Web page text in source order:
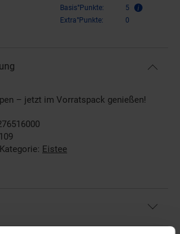
Basis°Punkte:
5
Extra°Punkte:
0
– jetzt im Vorratspack genießen!
Eistee